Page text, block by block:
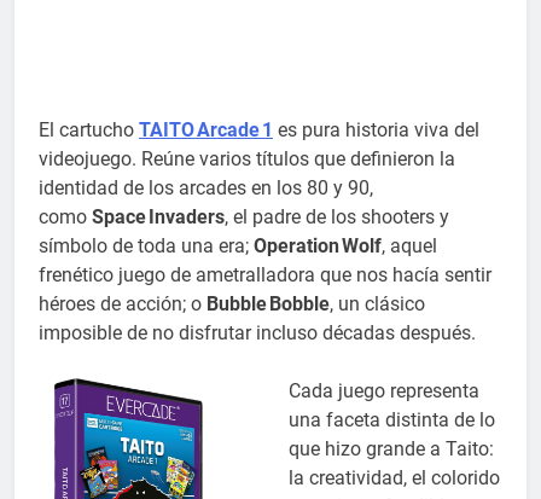
El cartucho TAITO Arcade 1 es pura historia viva del
videojuego. Reúne varios títulos que definieron la
identidad de los arcades en los 80 y 90,
como Space Invaders, el padre de los shooters y
símbolo de toda una era; Operation Wolf, aquel
frenético juego de ametralladora que nos hacía sentir
héroes de acción; o Bubble Bobble, un clásico
imposible de no disfrutar incluso décadas después.
Cada juego representa
una faceta distinta de lo
que hizo grande a Taito:
la creatividad, el colorido